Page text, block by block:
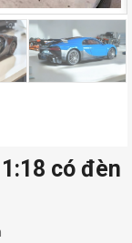
có đèn